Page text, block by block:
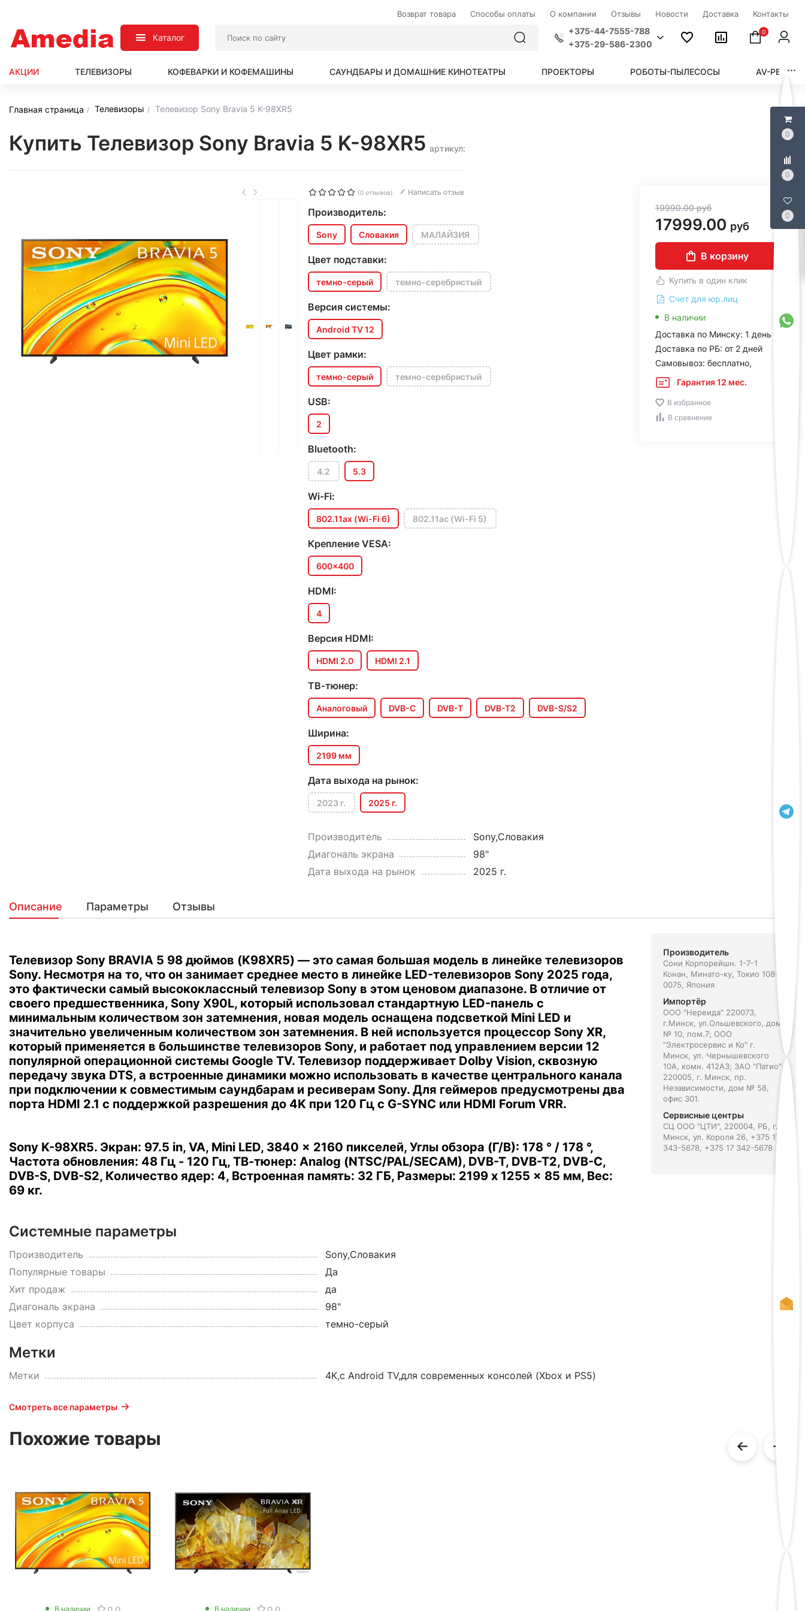
0
0
0
Возврат товара Способы оплаты О компании Отзывы Новости Доставка Контакты
Каталог
+375-44-7555-788
+375-29-586-2300
0
АКЦИИ ТЕЛЕВИЗОРЫ КОФЕВАРКИ И КОФЕМАШИНЫ САУНДБАРЫ И ДОМАШНИЕ КИНОТЕАТРЫ ПРОЕКТОРЫ РОБОТЫ-ПЫЛЕСОСЫ AV-
Главная страница Телевизоры Телевизор Sony Bravia 5 K-98XR5
Купить Телевизор Sony Bravia 5 K-98XR5 артикул:
(0 отзывов) Написать отзыв
Производитель:
Sony Словакия МАЛАЙЗИЯ
Цвет подставки:
темно-серый темно-серебристый
Версия системы:
Android TV 12
Цвет рамки:
темно-серый темно-серебристый
USB:
2
Bluetooth:
4.2 5.3
Wi-Fi:
802.11ax (Wi-Fi 6) 802.11ac (Wi-Fi 5)
Крепление VESA:
600x400
HDMI:
4
Версия HDMI:
HDMI 2.0 HDMI 2.1
ТВ-тюнер:
Аналоговый DVB-C DVB-T DVB-T2 DVB-S/S2
Ширина:
2199 мм
Дата выхода на рынок:
2023 г. 2025 г.
Производитель
Sony,Словакия
Диагональ экрана
98"
Дата выхода на рынок
2025 г.
19990.00руб
17999.00 руб
В корзину
Купить в один клик
Счет для юр.лиц
В наличии
Доставка по Минску: 1 день
Доставка по РБ: от 2 дней
Самовывоз: бесплатно,
Гарантия 12 мес.
В избранное
В сравнение
Описание Параметры Отзывы
Телевизор Sony BRAVIA 5 98 дюймов (K98XR5) — это самая большая модель в линейке телевизоров
Sony. Несмотря на то, что он занимает среднее место в линейке LED-телевизоров Sony 2025 года,
это фактически самый высококлассный телевизор Sony в этом ценовом диапазоне. В отличие от
своего предшественника, Sony X90L, который использовал стандартную LED-панель с
минимальным количеством зон затемнения, новая модель оснащена подсветкой Mini LED и
значительно увеличенным количеством зон затемнения. В ней используется процессор Sony XR,
который применяется в большинстве телевизоров Sony, и работает под управлением версии 12
популярной операционной системы Google TV. Телевизор поддерживает Dolby Vision, сквозную
передачу звука DTS, а встроенные динамики можно использовать в качестве центрального канала
при подключении к совместимым саундбарам и ресиверам Sony. Для геймеров предусмотрены два
порта HDMI 2.1 с поддержкой разрешения до 4K при 120 Гц с G-SYNC или HDMI Forum VRR.
Sony K-98XR5. Экран: 97.5 in, VA, Mini LED, 3840 x 2160 пикселей, Углы обзора (Г/В): 178 ° / 178 °,
Частота обновления: 48 Гц - 120 Гц, ТВ-тюнер: Analog (NTSC/PAL/SECAM), DVB-T, DVB-T2, DVB-C,
DVB-S, DVB-S2, Количество ядер: 4, Встроенная память: 32 ГБ, Размеры: 2199 x 1255 x 85 мм, Вес:
69 кг.
Системные параметры
Производитель
Sony,Словакия
Популярные товары
Да
Хит продаж
да
Диагональ экрана
98"
Цвет корпуса
темно-серый
Метки
Метки 4K,с Android TV,для современных консолей (Xbox и PS5)
Смотреть все параметры
Производитель
Сони Корпорейшн. 1-7-1
Конан, Минато-ку, Токио 108-
0075, Япония
Импортёр
ООО "Нереида" 220073,
г.Минск, ул.Ольшевского, дом
№ 10, пом.7; ООО
"Электросервис и Ко" г.
Минск, ул. Чернышевского
10А, комн. 412А3; ЗАО "Патио"
220005, г. Минск, пр.
Независимости, дом № 58,
офис 301.
Сервисные центры
СЦ ООО "ЦТИ", 220004, РБ, г.
Минск, ул. Короля 26, +375 17
343-5678, +375 17 342-5678
Похожие товары
В наличии В наличии